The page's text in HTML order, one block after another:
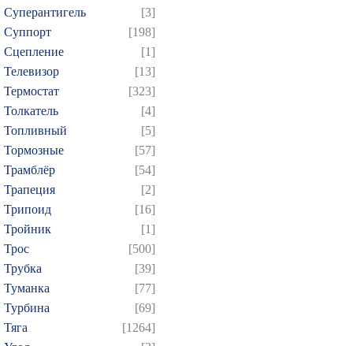
Суперантигель
[3]
Суппорт
[198]
Сцепление
[1]
Телевизор
[13]
Термостат
[323]
Толкатель
[4]
Топливный
[5]
Тормозные
[57]
Трамблёр
[54]
Трапеция
[2]
Трипоид
[16]
Тройник
[1]
Трос
[500]
Трубка
[39]
Туманка
[77]
Турбина
[69]
Тяга
[1264]